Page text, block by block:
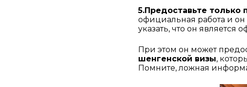
5.Предоставьте только
официальная работа и он
указать, что он является
При этом он может
шенгенской визы,
Помните, ложная